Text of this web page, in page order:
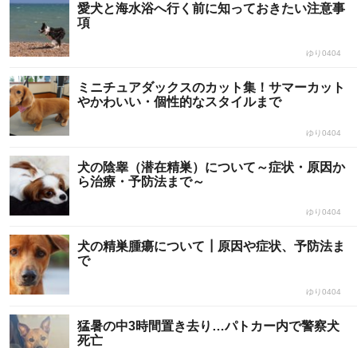
愛犬と海水浴へ行く前に知っておきたい注意事
項
ゆり0404
ミニチュアダックスのカット集！サマーカット
やかわいい・個性的なスタイルまで
ゆり0404
犬の陰睾（潜在精巣）について～症状・原因か
ら治療・予防法まで～
ゆり0404
犬の精巣腫瘍について┃原因や症状、予防法ま
で
ゆり0404
猛暑の中3時間置き去り…パトカー内で警察犬
死亡